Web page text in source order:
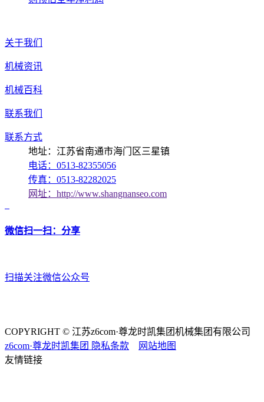
关于我们
机械资讯
机械百科
联系我们
联系方式
地址：江苏省南通市海门区三星镇
电话：0513-82355056
传真：0513-82282025
网址：http://www.shangnanseo.com
微信扫一扫：分享
扫描关注微信公众号
COPYRIGHT © 江苏z6com·尊龙时凯集团机械集团有限公司
z6com·尊龙时凯集团 隐私条款
网站地图
友情链接